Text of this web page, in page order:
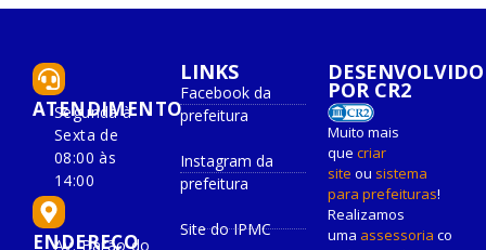
ATENDIMENTO
Segunda à
Sexta de
08:00 às
14:00
ENDEREÇO
Av. Barão do
LINKS
Facebook da
prefeitura
Instagram da
prefeitura
Site do IPMC
DESENVOLVIDO
POR CR2
Muito mais
que criar
site ou sistema
para prefeituras!
Realizamos
uma assessoria co